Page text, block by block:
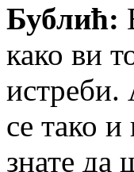
Бублић:
како ви
истреби.
се тако
знате да